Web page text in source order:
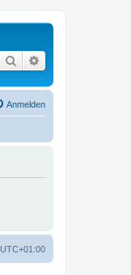
Suche
Anmelden
UTC+01:00